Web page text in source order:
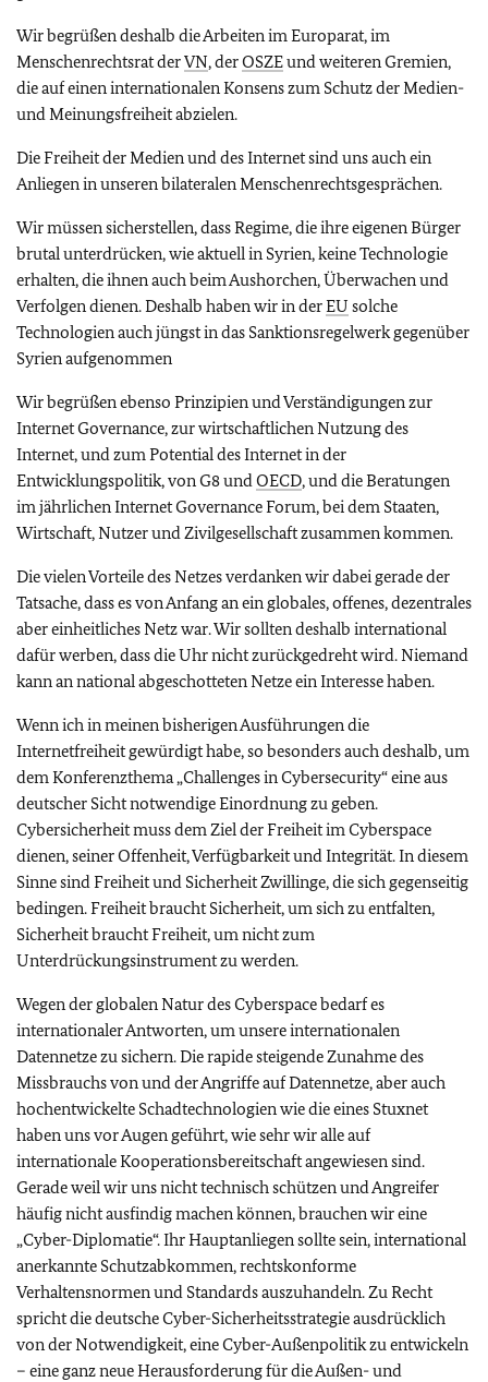
Wir begrüßen deshalb die Arbeiten im Europarat, im
Menschenrechtsrat derVN, derOSZEund weiteren Gremien,
die auf einen internationalen Konsens zum Schutz der Medien-
und Meinungsfreiheit abzielen.
Die Freiheit der Medien und des Internet sind uns auch ein
Anliegen in unseren bilateralen Menschenrechtsgesprächen.
Wir müssen sicherstellen, dass Regime, die ihre eigenen Bürger
brutal unterdrücken, wie aktuell in Syrien, keine Technologie
erhalten, die ihnen auch beim Aushorchen, Überwachen und
Verfolgen dienen. Deshalb haben wir in derEU solche
Technologien auch jüngst in das Sanktionsregelwerk gegenüber
Syrien aufgenommen
Wir begrüßen ebenso Prinzipien und Verständigungen zur
Internet Governance, zur wirtschaftlichen Nutzung des
Internet, und zum Potential des Internet in der
Entwicklungspolitik, von G8 undOECD, und die Beratungen
im jährlichen Internet Governance Forum, bei dem Staaten,
Wirtschaft, Nutzer und Zivilgesellschaft zusammen kommen.
Die vielen Vorteile des Netzes verdanken wir dabei gerade der
Tatsache, dass es von Anfang an ein globales, offenes, dezentrales
aber einheitliches Netz war. Wir sollten deshalb international
dafür werben, dass die Uhr nicht zurückgedreht wird. Niemand
kann an national abgeschotteten Netze ein Interesse haben.
Wenn ich in meinen bisherigen Ausführungen die
Internetfreiheit gewürdigt habe, so besonders auch deshalb, um
dem Konferenzthema „Challenges in Cybersecurity“ eine aus
deutscher Sicht notwendige Einordnung zu geben.
Cybersicherheit muss dem Ziel der Freiheit im Cyberspace
dienen, seiner Offenheit, Verfügbarkeit und Integrität. In diesem
Sinne sind Freiheit und Sicherheit Zwillinge, die sich gegenseitig
bedingen. Freiheit braucht Sicherheit, um sich zu entfalten,
Sicherheit braucht Freiheit, um nicht zum
Unterdrückungsinstrument zu werden.
Wegen der globalen Natur des Cyberspace bedarf es
internationaler Antworten, um unsere internationalen
Datennetze zu sichern. Die rapide steigende Zunahme des
Missbrauchs von und der Angriffe auf Datennetze, aber auch
hochentwickelte Schadtechnologien wie die eines Stuxnet
haben uns vor Augen geführt, wie sehr wir alle auf
internationale Kooperationsbereitschaft angewiesen sind.
Gerade weil wir uns nicht technisch schützen und Angreifer
häufig nicht ausfindig machen können, brauchen wir eine
„Cyber-Diplomatie“. Ihr Hauptanliegen sollte sein, international
anerkannte Schutzabkommen, rechtskonforme
Verhaltensnormen und Standards auszuhandeln. Zu Recht
spricht die deutsche Cyber-Sicherheitsstrategie ausdrücklich
von der Notwendigkeit, eine Cyber-Außenpolitik zu entwickeln
– eine ganz neue Herausforderung für die Außen- und